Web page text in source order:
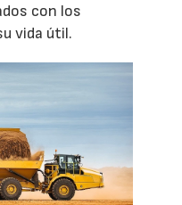
con los
vida útil.